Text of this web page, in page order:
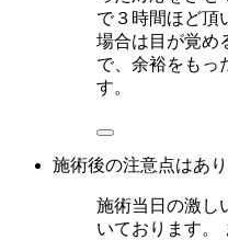
で３時間ほど頂
場合は目が覚め
で、余裕をもっ
す。
施術後の注意点はあ
施術当日の激し
いております。